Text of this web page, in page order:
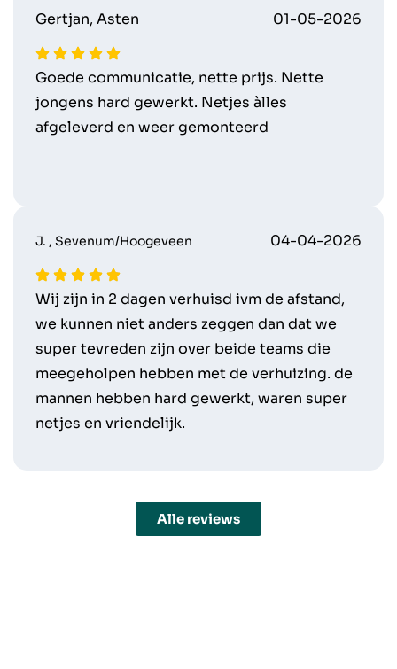
Gertjan, Asten 01-05-2026
Goede communicatie, nette prijs. Nette
jongens hard gewerkt. Netjes àlles
afgeleverd en weer gemonteerd
J. , Sevenum/Hoogeveen 04-04-2026
Wij zijn in 2 dagen verhuisd ivm de afstand,
we kunnen niet anders zeggen dan dat we
super tevreden zijn over beide teams die
meegeholpen hebben met de verhuizing. de
mannen hebben hard gewerkt, waren super
netjes en vriendelijk.
Alle reviews